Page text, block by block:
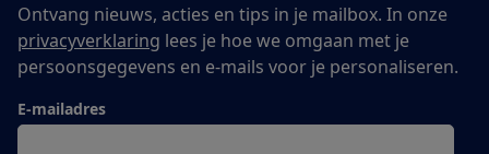
Ontvang nieuws, acties en tips in je mailbox. In onze
privacyverklaring lees je hoe we omgaan met je
persoonsgegevens en e-mails voor je personaliseren.
E-mailadres